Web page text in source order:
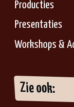
Producties
Presentaties
Workshops &
Zie ook: